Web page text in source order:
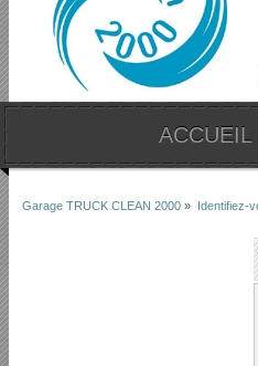
ACCUEIL
Garage TRUCK CLEAN 2000 » Identifiez-